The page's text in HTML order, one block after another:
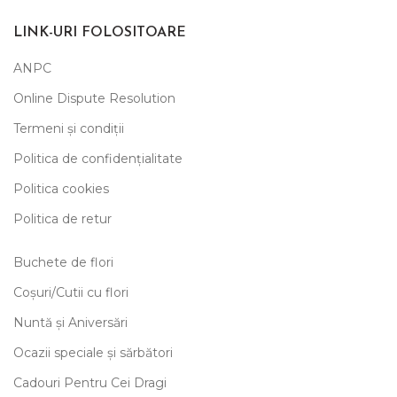
LINK-URI FOLOSITOARE
ANPC
Online Dispute Resolution
Termeni și condiții
Politica de confidențialitate
Politica cookies
Politica de retur
Buchete de flori
Coșuri/Cutii cu flori
Nuntă și Aniversări
Ocazii speciale și sărbători
Cadouri Pentru Cei Dragi